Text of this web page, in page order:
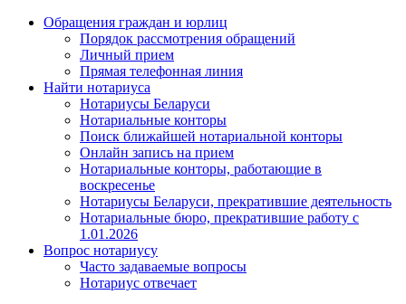
Обращения граждан и юрлиц
Порядок рассмотрения обращений
Личный прием
Прямая телефонная линия
Найти нотариуса
Нотариусы Беларуси
Нотариальные конторы
Поиск ближайшей нотариальной конторы
Онлайн запись на прием
Нотариальные конторы, работающие в
воскресенье
Нотариусы Беларуси, прекратившие деятельность
Нотариальные бюро, прекратившие работу с
1.01.2026
Вопрос нотариусу
Часто задаваемые вопросы
Нотариус отвечает